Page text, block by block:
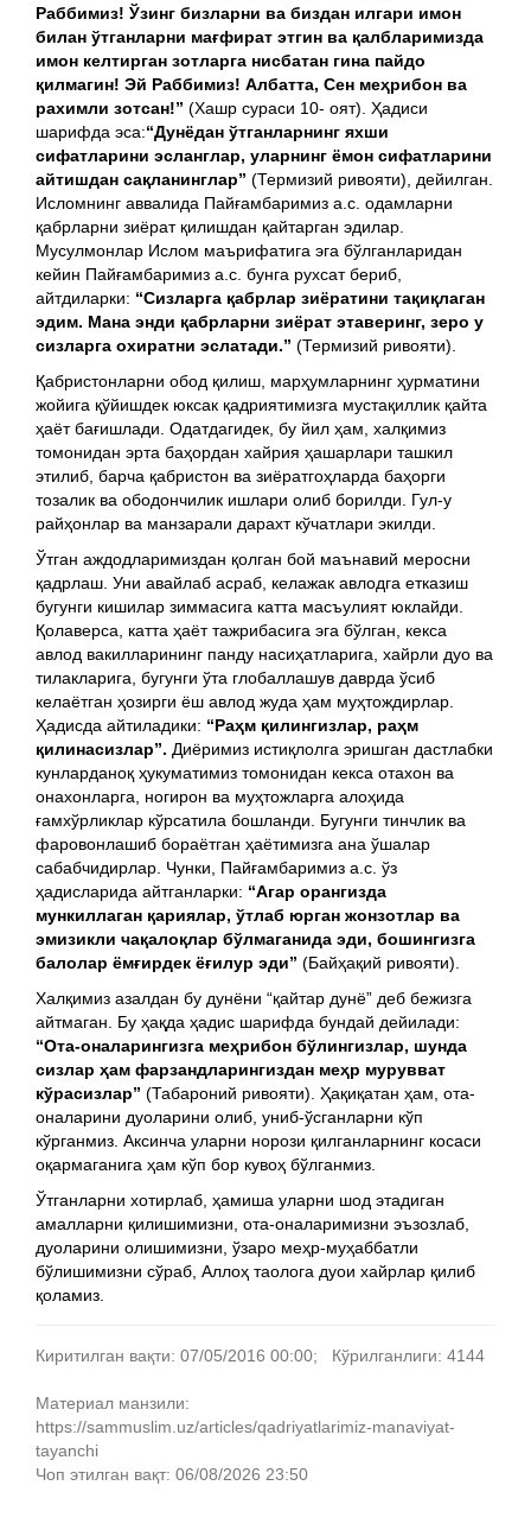
Раббимиз! Ўзинг бизларни ва биздан илгари имон
билан ўтганларни мағфират этгин ва қалбларимизда
имон келтирган зотларга нисбатан гина пайдо
қилмагин! Эй Раббимиз! Албатта, Сен меҳрибон ва
рахимли зотсан!” (Хашр сураси 10- оят). Ҳадиси
шарифда эса:“Дунёдан ўтганларнинг яхши
сифатларини эсланглар, уларнинг ёмон сифатларини
айтишдан сақланинглар” (Термизий ривояти), дейилган.
Исломнинг аввалида Пайғамбаримиз а.с. одамларни
қабрларни зиёрат қилишдан қайтарган эдилар.
Мусулмонлар Ислом маърифатига эга бўлганларидан
кейин Пайғамбаримиз а.с. бунга рухсат бериб,
айтдиларки: “Сизларга қабрлар зиёратини тақиқлаган
эдим. Мана энди қабрларни зиёрат этаверинг, зеро у
сизларга охиратни эслатади.” (Термизий ривояти).
Қабристонларни обод қилиш, марҳумларнинг ҳурматини
жойига қўйишдек юксак қадриятимизга мустақиллик қайта
ҳаёт бағишлади. Одатдагидек, бу йил ҳам, халқимиз
томонидан эрта баҳордан хайрия ҳашарлари ташкил
этилиб, барча қабристон ва зиёратгоҳларда баҳорги
тозалик ва ободончилик ишлари олиб борилди. Гул-у
райҳонлар ва манзарали дарахт кўчатлари экилди.
Ўтган аждодларимиздан қолган бой маънавий меросни
қадрлаш. Уни авайлаб асраб, келажак авлодга етказиш
бугунги кишилар зиммасига катта масъулият юклайди.
Қолаверса, катта ҳаёт тажрибасига эга бўлган, кекса
авлод вакилларининг панду насиҳатларига, хайрли дуо ва
тилакларига, бугунги ўта глобаллашув даврда ўсиб
келаётган ҳозирги ёш авлод жуда ҳам муҳтождирлар.
Ҳадисда айтиладики: “Раҳм қилингизлар, раҳм
қилинасизлар”. Диёримиз истиқлолга эришган дастлабки
кунларданоқ ҳукуматимиз томонидан кекса отахон ва
онахонларга, ногирон ва муҳтожларга алоҳида
ғамхўрликлар кўрсатила бошланди. Бугунги тинчлик ва
фаровонлашиб бораётган ҳаётимизга ана ўшалар
сабабчидирлар. Чунки, Пайғамбаримиз а.с. ўз
ҳадисларида айтганларки: “Агар орангизда
мункиллаган қариялар, ўтлаб юрган жонзотлар ва
эмизикли чақалоқлар бўлмаганида эди, бошингизга
балолар ёмғирдек ёғилур эди” (Байҳақий ривояти).
Халқимиз азалдан бу дунёни “қайтар дунё” деб бежизга
айтмаган. Бу ҳақда ҳадис шарифда бундай дейилади:
“Ота-оналарингизга меҳрибон бўлингизлар, шунда
сизлар ҳам фарзандларингиздан меҳр мурувват
кўрасизлар” (Табароний ривояти). Ҳақиқатан ҳам, ота-
оналарини дуоларини олиб, униб-ўсганларни кўп
кўрганмиз. Аксинча уларни норози қилганларнинг косаси
оқармаганига ҳам кўп бор кувоҳ бўлганмиз.
Ўтганларни хотирлаб, ҳамиша уларни шод этадиган
амалларни қилишимизни, ота-оналаримизни эъзозлаб,
дуоларини олишимизни, ўзаро меҳр-муҳаббатли
бўлишимизни сўраб, Аллоҳ таолога дуои хайрлар қилиб
қоламиз.
Киритилган вақти: 07/05/2016 00:00; Кўрилганлиги: 4144
Материал манзили:
https://sammuslim.uz/articles/qadriyatlarimiz-manaviyat-
tayanchi
Чоп этилган вақт: 06/08/2026 23:50